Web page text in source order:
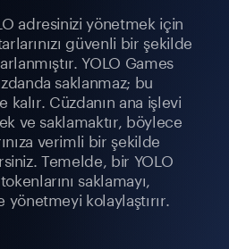
adresinizi yönetmek için
güvenli bir şekilde
YOLO Games
saklanmaz; bu
Cüzdanın ana işlevi
ve saklamaktır, böylece
verimli bir şekilde
Temelde, bir YOLO
saklamayı,
kolaylaştırır.